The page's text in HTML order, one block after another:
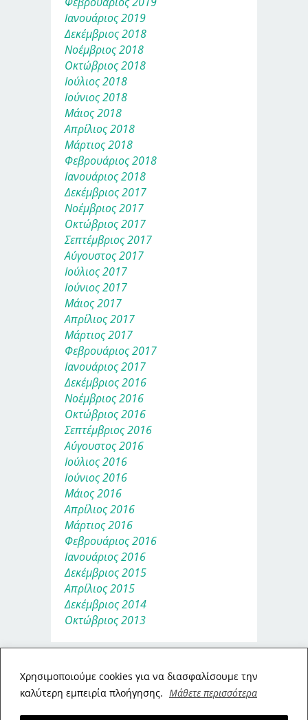
Xρησιμοποιούμε cookies για να διασφαλίσουμε την
καλύτερη εμπειρία πλοήγησης. Μάθετε περισσότερα
Ιανουάριος 2019
Δεκέμβριος 2018
Νοέμβριος 2018
Οκτώβριος 2018
Ιούλιος 2018
Ιούνιος 2018
Μάιος 2018
Απρίλιος 2018
Μάρτιος 2018
Φεβρουάριος 2018
Ιανουάριος 2018
Δεκέμβριος 2017
Νοέμβριος 2017
Οκτώβριος 2017
Σεπτέμβριος 2017
Αύγουστος 2017
Ιούλιος 2017
Ιούνιος 2017
Μάιος 2017
Απρίλιος 2017
Μάρτιος 2017
Φεβρουάριος 2017
Ιανουάριος 2017
Δεκέμβριος 2016
Νοέμβριος 2016
Οκτώβριος 2016
Σεπτέμβριος 2016
Αύγουστος 2016
Ιούλιος 2016
Ιούνιος 2016
Μάιος 2016
Απρίλιος 2016
Μάρτιος 2016
Φεβρουάριος 2016
Ιανουάριος 2016
Δεκέμβριος 2015
Απρίλιος 2015
Δεκέμβριος 2014
Οκτώβριος 2013